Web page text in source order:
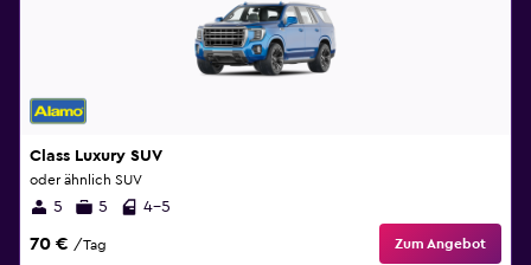
Class Luxury SUV
oder ähnlich SUV
5 5 4-5
70 € /Tag Zum Angebot